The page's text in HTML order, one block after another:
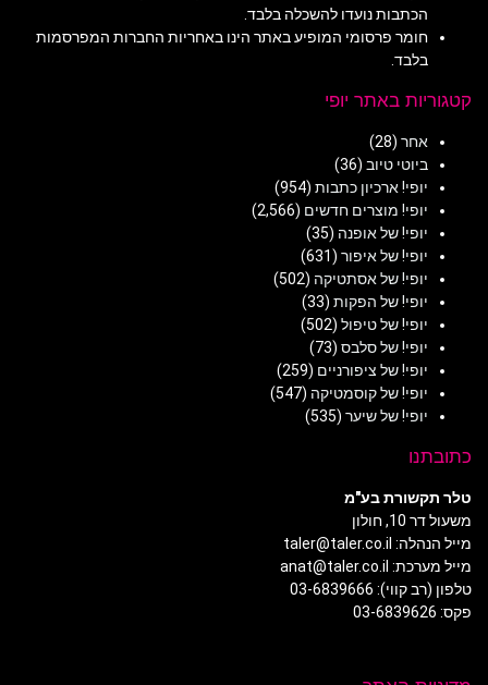
הכתבות נועדו להשכלה בלבד.
חומר פרסומי המופיע באתר הינו באחריות החברות המפרסמות
בלבד.
קטגוריות באתר יופי
אחר (28)
ביוטי טיוב (36)
יופי! ארכיון כתבות (954)
יופי! מוצרים חדשים (2,566)
יופי! של אופנה (35)
יופי! של איפור (631)
יופי! של אסתטיקה (502)
יופי! של הפקות (33)
יופי! של טיפול (502)
יופי! של סלבס (73)
יופי! של ציפורניים (259)
יופי! של קוסמטיקה (547)
יופי! של שיער (535)
כתובתנו
טלר תקשורת בע"מ
משעול דר 10, חולון
מייל הנהלה: taler@taler.co.il
מייל מערכת: anat@taler.co.il
טלפון (רב קווי): 03-6839666
פקס: 03-6839626